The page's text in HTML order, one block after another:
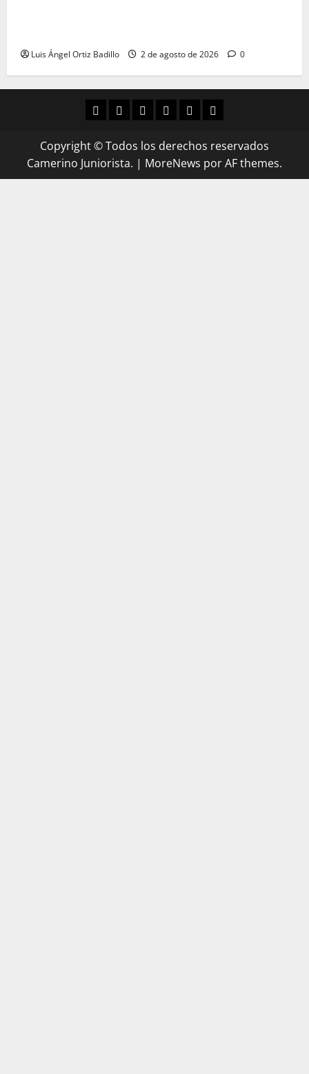
Luis Ángel Ortiz Badillo 2 de agosto de 2026 0
Copyright © Todos los derechos reservados
Camerino Juniorista. | MoreNews por AF themes.